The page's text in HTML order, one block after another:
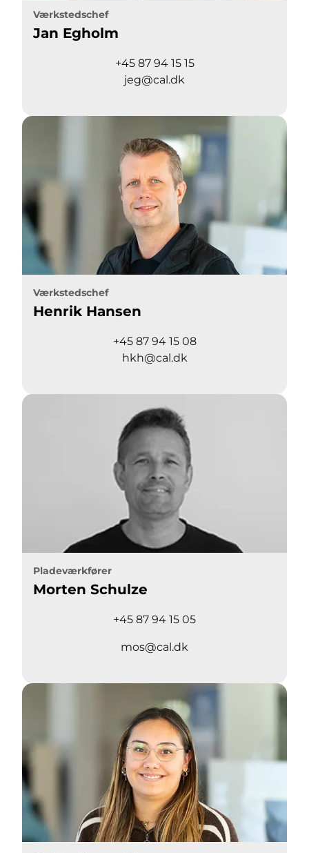
Værkstedschef
Jan Egholm
+45 87 94 15 15
jeg@cal.dk
Værkstedschef
Henrik Hansen
+45 87 94 15 08
hkh@cal.dk
Pladeværkfører
Morten Schulze
+45 87 94 15 05
mos@cal.dk